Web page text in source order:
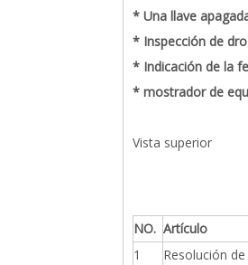
* Una llave
* Inspección de
* Indicación de la
* mostrador de
Vista superior
NO. Artículo
1
Resolución